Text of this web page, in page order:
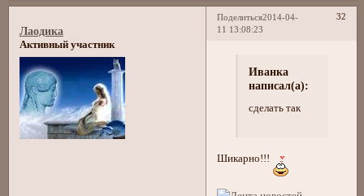
Поделиться 32
2014-04-
11 13:08:23
Лаодика
Активный участник
Иванка
написал(а):
сделать так
Шикарно!!!